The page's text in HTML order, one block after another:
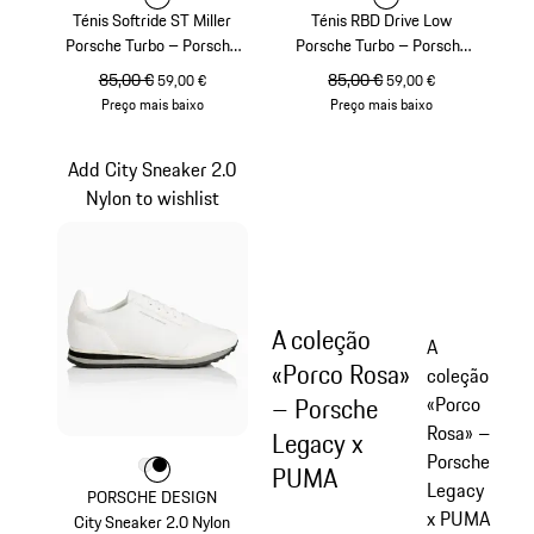
Ténis Softride ST Miller
Porsche Turbo – Porsche
Legacy x PUMA
preço original
85,00 €preço de venda
59,00 €
Preço mais baixo
Ténis RBD Drive Low
Porsche Turbo – Porsche
Legacy x PUMA
preço original
85,00 €preço de venda
59,00 €
Preço mais baixo
PORSCHE DESIGN
City Sneaker 2.0 Nylon
Add City Sneaker 2.0
Nylon to wishlist
Cor
Cor
Cor
A coleção
«Porco Rosa»
– Porsche
Legacy x
PUMA
A
coleção
«Porco
Rosa» –
Porsche
Legacy
x PUMA